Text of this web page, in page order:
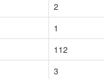
2
1
112
3